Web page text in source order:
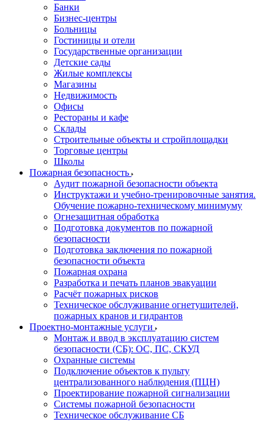
Банки
Бизнес-центры
Больницы
Гостиницы и отели
Государственные организации
Детские сады
Жилые комплексы
Магазины
Недвижимость
Офисы
Рестораны и кафе
Склады
Строительные объекты и стройплощадки
Торговые центры
Школы
Пожарная безопасность
Аудит пожарной безопасности объекта
Инструктажи и учебно-тренировочные занятия.
Обучение пожарно-техническому минимуму
Огнезащитная обработка
Подготовка документов по пожарной
безопасности
Подготовка заключения по пожарной
безопасности объекта
Пожарная охрана
Разработка и печать планов эвакуации
Расчёт пожарных рисков
Техническое обслуживание огнетушителей,
пожарных кранов и гидрантов
Проектно-монтажные услуги
Монтаж и ввод в эксплуатацию систем
безопасности (СБ): ОС, ПС, СКУД
Охранные системы
Подключение объектов к пульту
централизованного наблюдения (ПЦН)
Проектирование пожарной сигнализации
Системы пожарной безопасности
Техническое обслуживание СБ